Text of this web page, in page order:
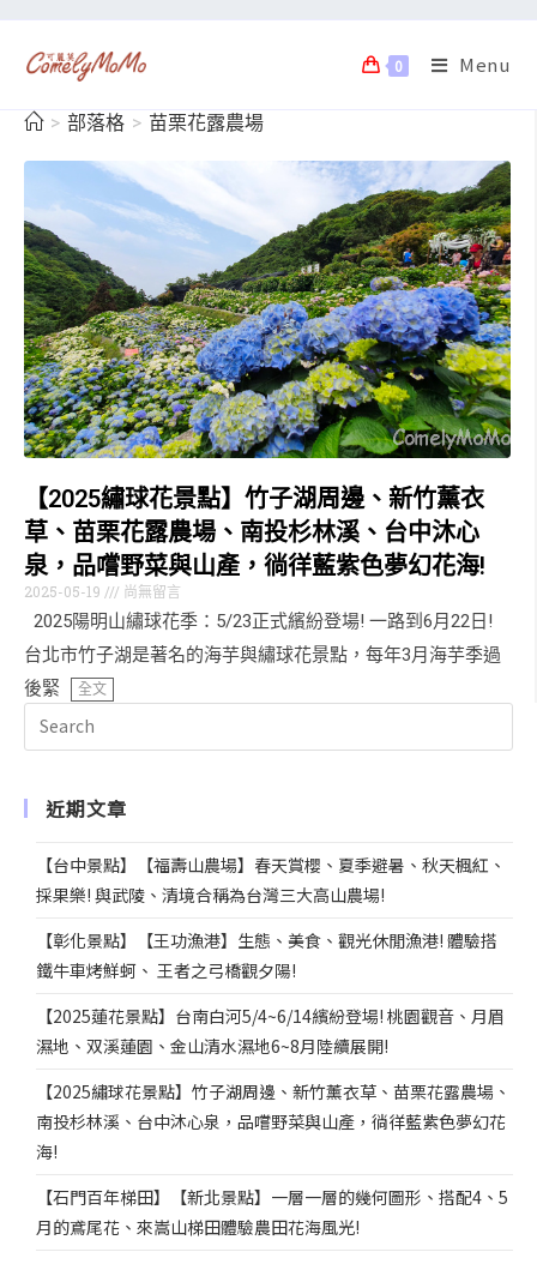
0 Menu
> 部落格 > 苗栗花露農場
【2025繡球花景點】竹子湖周邊、新竹薰衣
草、苗栗花露農場、南投杉林溪、台中沐心
泉，品嚐野菜與山產，徜徉藍紫色夢幻花海!
2025-05-19 尚無留言
2025陽明山繡球花季：5/23正式繽紛登場! 一路到6月22日!
台北市竹子湖是著名的海芋與繡球花景點，每年3月海芋季過
後緊
全文
近期文章
【台中景點】【福壽山農場】春天賞櫻、夏季避暑、秋天楓紅、
採果樂! 與武陵、清境合稱為台灣三大高山農場!
【彰化景點】【王功漁港】生態、美食、觀光休閒漁港! 體驗搭
鐵牛車烤鮮蚵、 王者之弓橋觀夕陽!
【2025蓮花景點】台南白河5/4~6/14繽紛登場! 桃園觀音、月眉
濕地、双溪蓮園、金山清水濕地6~8月陸續展開!
【2025繡球花景點】竹子湖周邊、新竹薰衣草、苗栗花露農場、
南投杉林溪、台中沐心泉，品嚐野菜與山產，徜徉藍紫色夢幻花
海!
【石門百年梯田】【新北景點】一層一層的幾何圖形、搭配4、5
月的鳶尾花、來嵩山梯田體驗農田花海風光!